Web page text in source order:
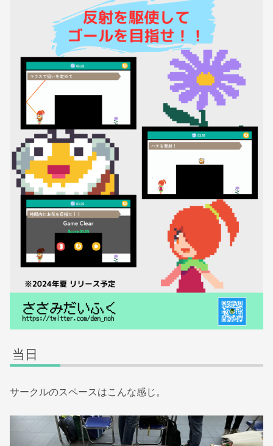
当日
サークルのスペースはこんな感じ。